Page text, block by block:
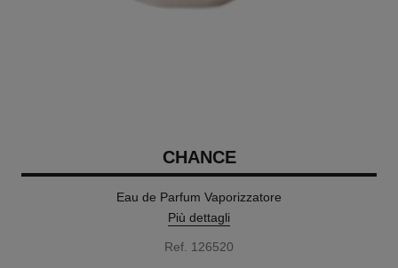
CHANCE
Eau de Parfum Vaporizzatore
Più dettagli
Ref. 126520